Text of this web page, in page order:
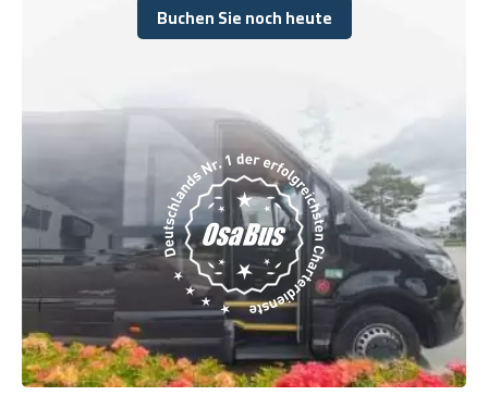
Buchen Sie noch heute
Buchen Sie noch heute